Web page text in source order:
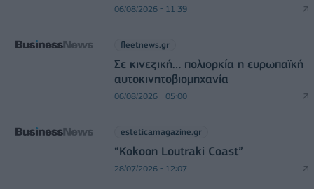
06/08/2026 - 11:39
fleetnews.gr
Σε κινεζική… πολιορκία η ευρωπαϊκή
αυτοκινητοβιομηχανία
06/08/2026 - 05:00
esteticamagazine.gr
“Kokoon Loutraki Coast”
28/07/2026 - 12:07